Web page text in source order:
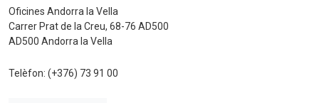
Oficines Andorra la Vella
Carrer Prat de la Creu, 68-76 AD500
AD500 Andorra la Vella
Telèfon: (+376) 73 91 00